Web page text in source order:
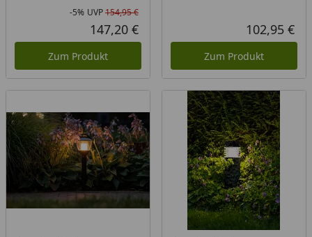
Rabatt in Prozent
-5%
Ursprünglicher Preis
UVP154,95 €
Aktueller Preis
147,20 €
Zum Produkt
102,95 €
Zum Produkt